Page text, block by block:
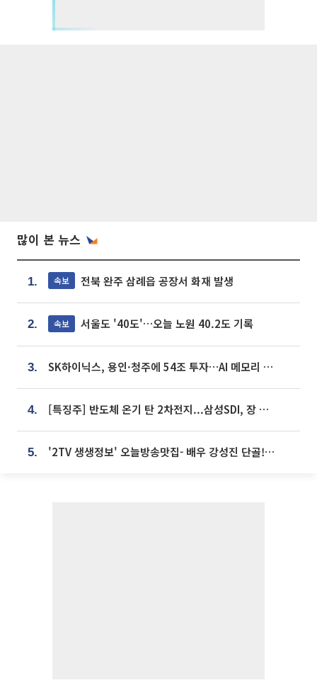
많이 본 뉴스
1. 속보 전북 완주 삼례읍 공장서 화재 발생
2. 속보 서울도 '40도'…오늘 노원 40.2도 기록
3. SK하이닉스, 용인·청주에 54조 투자…AI 메모리 생산기지 키운다
4. [특징주] 반도체 온기 탄 2차전지...삼성SDI, 장 초반 7% 넘게 껑충
5. '2TV 생생정보' 오늘방송맛집- 배우 강성진 단골! 쌀국수ㆍ푸팟퐁 커리 맛집 '블○○○'